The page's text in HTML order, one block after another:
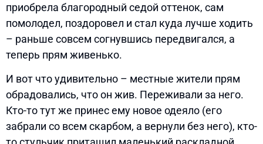
приобрела благородный седой оттенок, сам
помолодел, поздоровел и стал куда лучше ходить
– раньше совсем согнувшись передвигался, а
теперь прям живенько.
И вот что удивительно – местные жители прям
обрадовались, что он жив. Переживали за него.
Кто-то тут же принес ему новое одеяло (его
забрали со всем скарбом, а вернули без него), кто-